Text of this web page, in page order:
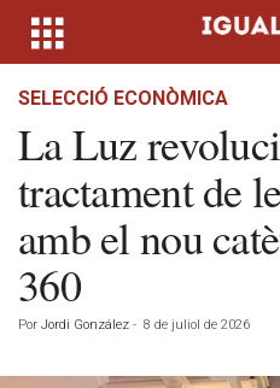
SELECCIÓ ECONÒMICA
La Luz
tractament de
amb el nou
360
Por Jordi González - 8 de juliol de 2026